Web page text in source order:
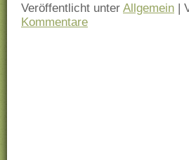
Veröffentlicht unter Allgemein |
Kommentare